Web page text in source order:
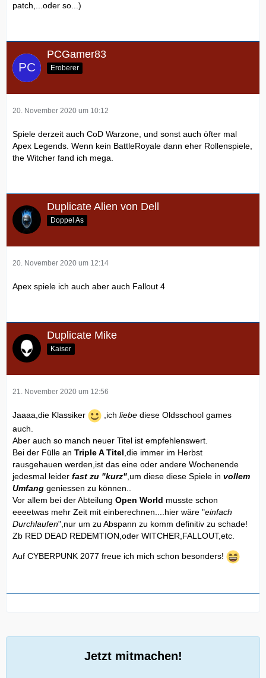
patch,...oder so...)
PCGamer83
Eroberer
20. November 2020 um 10:12
Spiele derzeit auch CoD Warzone, und sonst auch öfter mal
Apex Legends. Wenn kein BattleRoyale dann eher Rollenspiele,
the Witcher fand ich mega.
Duplicate Alien von Dell
Doppel As
20. November 2020 um 12:14
Apex spiele ich auch aber auch Fallout 4
Duplicate Mike
Kaiser
21. November 2020 um 12:56
Jaaaa,die Klassiker ,ich liebe diese Oldsschool games
auch.
Aber auch so manch neuer Titel ist empfehlenswert.
Bei der Fülle an Triple A Titel ,die immer im Herbst
rausgehauen werden,ist das eine oder andere Wochenende
jedesmal leider fast zu "kurz" ,um diese diese Spiele in vollem
Umfang geniessen zu können..
Vor allem bei der Abteilung Open World musste schon
eeeetwas mehr Zeit mit einberechnen....hier wäre "einfach
Durchlaufen",nur um zu Abspann zu komm definitiv zu schade!
Zb RED DEAD REDEMTION,oder WITCHER,FALLOUT,etc.
Auf CYBERPUNK 2077 freue ich mich schon besonders!
Jetzt mitmachen!